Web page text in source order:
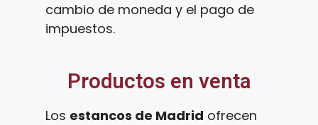
cambio de moneda y el pago de
impuestos.
Productos en venta
Los estancos de Madrid ofrecen